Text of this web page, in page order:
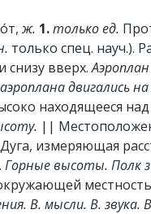
ж. 1.только ед.
только спец. науч.).
снизу вверх.
двигались
находящееся
||
Дуга, измеряющая
Горные высоты. Полк
В. мысли. В. звука.